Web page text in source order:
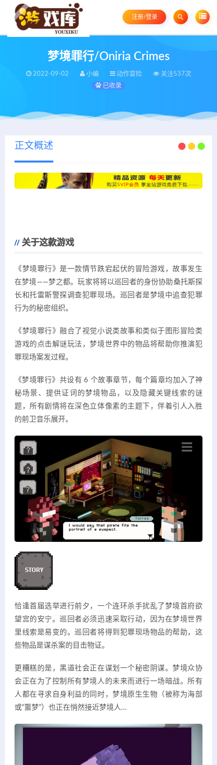
注册/登录
梦境罪行/Oniria Crimes
2022-09-02 小编 动作冒险
关注537次
已收录
正文概述
关于这款游戏
《梦境罪行》是一款情节跌宕起伏的冒险游戏，故事发生
在梦境——梦之都。玩家将将以巡回者的身份协助桑托斯探
长和托雷斯警探调查犯罪现场。巡回者是梦境中追查犯罪
行为的秘密组织。
《梦境罪行》融合了视觉小说类故事和类似于图形冒险类
游戏的点击解谜玩法，梦境世界中的物品将帮助你推演犯
罪现场案发过程。
《梦境罪行》共设有 6 个故事章节，每个篇章均加入了神
秘场景、提供证词的梦境物品，以及隐藏关键线索的谜
题，所有剧情将在深色立体像素的主题下，伴着引人入胜
的前卫音乐展开。
恰逢首届选举进行前夕，一个连环杀手扰乱了梦境首府欲
望宫的安宁。巡回者必须迅速采取行动，因为在梦境世界
里线索是易变的。巡回者将得到犯罪现场物品的帮助，这
些物品是谋杀案的目击物证。
更糟糕的是，黑道社会正在谋划一个秘密阴谋。梦境众协
会正在为了控制所有梦境人的未来而进行一场暗战。所有
人都在寻求自身利益的同时，梦境原生生物（被称为海部
或“噩梦”）也正在悄然接近梦境人…